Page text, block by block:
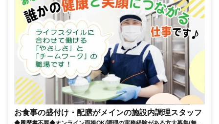
お食事の盛付け・配膳がメインの施設内調理スタッフ